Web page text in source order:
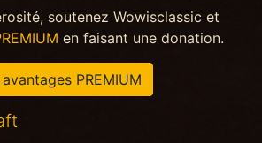
soutenez Wowisclassic et
en faisant une donation.
PREMIUM